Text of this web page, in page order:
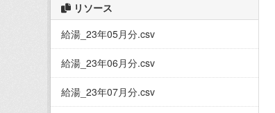
リソース
給湯_23年05月分.csv
給湯_23年06月分.csv
給湯_23年07月分.csv